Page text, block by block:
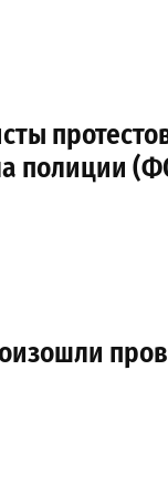
полиции